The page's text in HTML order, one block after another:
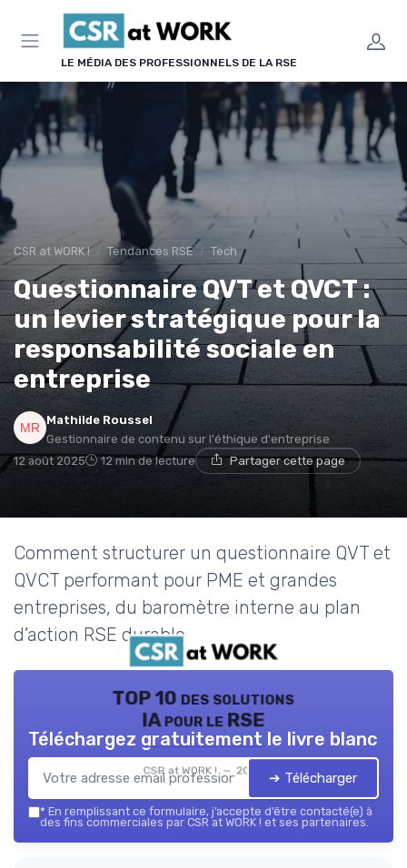
LE MÉDIA DES PROFESSIONNELS DE LA RSE
CSR at WORK ! Tendances RSE Tech
Questionnaire QVT et QVCT :
un levier stratégique pour la
responsabilité sociale en
entreprise
Mathilde Roussel
Gestionnaire de contenu sur l'éthique d'entreprise
12 août 2025
12 min de lecture Partager cette page
Comment structurer un questionnaire QVT et
QVCT performant pour PME et grandes
entreprises, du baromètre interne au plan
d’action RSE durable.
TOP 10 des solutions
IA pour le RSE
CSR at WORK ! — 2026
Téléchargez gratuitement le livre blanc
➔ Télécharger
* En remplissant ce formulaire, j’accepte d’être contacté(e) à
des fins commerciales par CSR at WORK ! et ses partenaires.
Panneau de gestion des cookies